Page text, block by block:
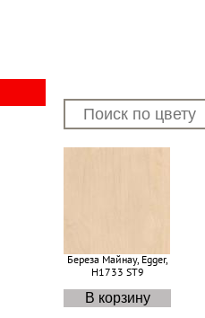
Береза Майнау, Egger,
H1733 ST9